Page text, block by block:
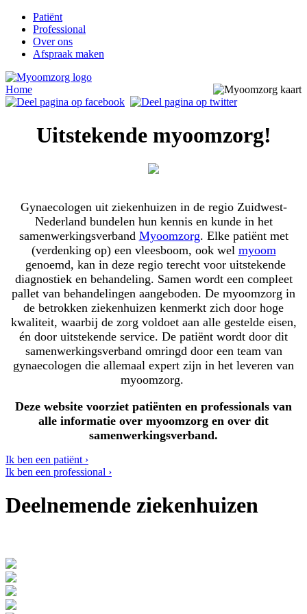
Patiënt
Professional
Over ons
Afspraak maken
Home
Uitstekende myoomzorg!
Gynaecologen uit ziekenhuizen in de regio Zuidwest-
Nederland bundelen hun kennis en kunde in het
samenwerkingsverband Myoomzorg. Elke patiënt met
(verdenking op) een vleesboom, ook wel myoom
genoemd, kan in deze regio terecht voor uitstekende
diagnostiek en behandeling. Samen wordt een compleet
pallet van behandelingen aangeboden. De myoomzorg in
de betrokken ziekenhuizen kenmerkt zich door hoge
kwaliteit, waarbij de zorg voldoet aan alle gestelde eisen,
én door uitstekende service. De patiënt wordt door dit
samenwerkingsverband omringd door een team van
gynaecologen die allemaal expert zijn in het leveren van
myoomzorg.
Deze website voorziet patiënten en professionals van
alle informatie over myoomzorg en over dit
samenwerkingsverband.
Ik ben een patiënt ›
Ik ben een professional ›
Deelnemende ziekenhuizen